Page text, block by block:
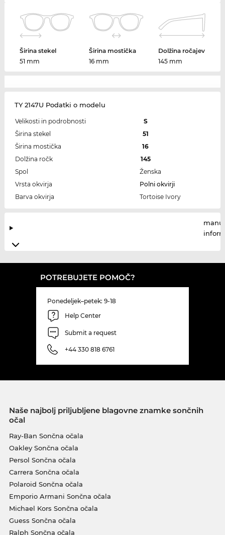
Širina stekel
51 mm
Širina mostička
16 mm
Dolžina ročajev
145 mm
TY 2147U Podatki o modelu
Velikosti in podrobnosti
S
Širina stekel
51
Širina mostička
16
Dolžina ročk
145
Spol
Ženska
Vrsta okvirja
Polni okvirji
Barva okvirja
Tortoise Ivory
POTREBUJETE POMOČ?
Ponedeljek–petek: 9-18
Help Center
Submit a request
+44 330 818 6761
Naše najbolj priljubljene blagovne znamke sončnih
očal
Ray-Ban Sončna očala
Oakley Sončna očala
Persol Sončna očala
Carrera Sončna očala
Polaroid Sončna očala
Emporio Armani Sončna očala
Michael Kors Sončna očala
Guess Sončna očala
Ralph Sončna očala